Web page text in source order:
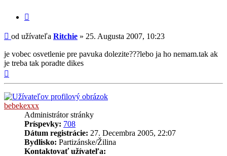
Príspevok
od užívateľa Ritchie » 25. Augusta 2007, 10:23
je vobec osvetlenie pre pavuka dolezite???lebo ja ho nemam.tak ak
je treba tak poradte dikes
bebekexxx
Administrátor stránky
Príspevky: 708
Dátum registrácie: 27. Decembra 2005, 22:07
Bydlisko: Partizánske/Žilina
Kontaktovať užívateľa: